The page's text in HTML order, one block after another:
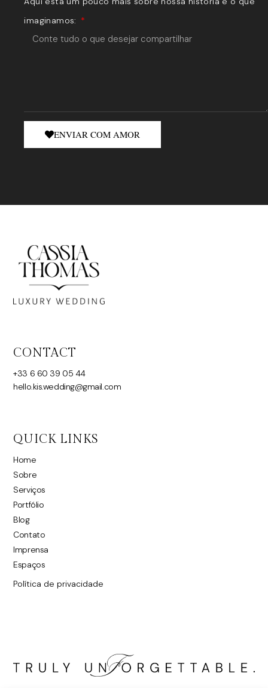
imaginamos:
ENVIAR COM AMOR
CONTACT
+33 6 60 39 05 44
hello.kis.wedding@gmail.com
QUICK LINKS
Home
Sobre
Serviços
Portfólio
Blog
Contato
Imprensa
Espaços
Política de privacidade